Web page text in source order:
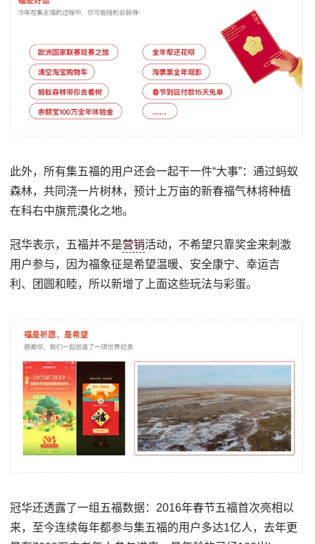
此外，所有集五福的用户还会一起干一件“大事”：通过蚂蚁
森林，共同浇一片树林，预计上万亩的新春福气林将种植
在科右中旗荒漠化之地。
冠华表示，五福并不是营销活动，不希望只靠奖金来刺激
用户参与，因为福象征是希望温暖、安全康宁、幸运吉
利、团圆和睦，所以新增了上面这些玩法与彩蛋。
冠华还透露了一组五福数据：2016年春节五福首次亮相以
来，至今连续每年都参与集五福的用户多达1亿人，去年更